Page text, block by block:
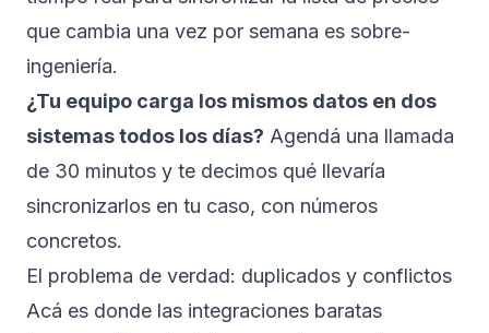
que cambia una vez por semana es sobre-
ingeniería.
¿Tu equipo carga los mismos datos en dos
sistemas todos los días? Agendá una llamada
de 30 minutos y te decimos qué llevaría
sincronizarlos en tu caso, con números
concretos.
El problema de verdad: duplicados y conflictos
Acá es donde las integraciones baratas